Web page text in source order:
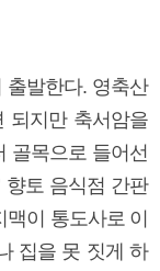
출발한다. 영축산
되지만 축서암을
골목으로 들어선
향토 음식점 간판
맥이 통도사로 이
집을 못 짓게 하